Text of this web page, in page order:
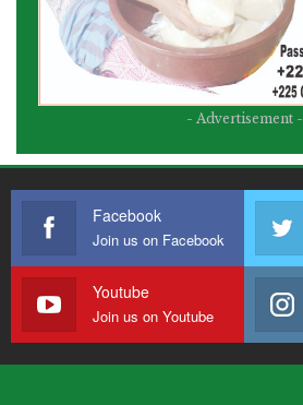
- Advertisement -
Facebook
Join us on Facebook
Youtube
Join us on Youtube